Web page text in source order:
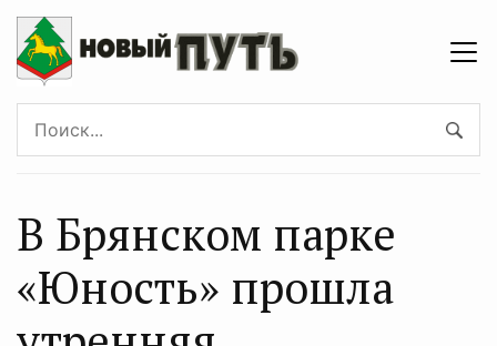
В Брянском парке
«Юность» прошла